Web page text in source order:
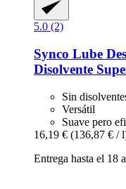
5.0 (2)
Synco Lube
Disolvente
Sin
Versátil
Suave pero
16,19 € (136,87 € /
Entrega hasta el 18